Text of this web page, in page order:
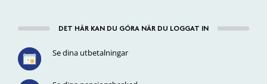
DET HÄR KAN DU GÖRA NÄR DU LOGGAT IN
Se dina utbetalningar